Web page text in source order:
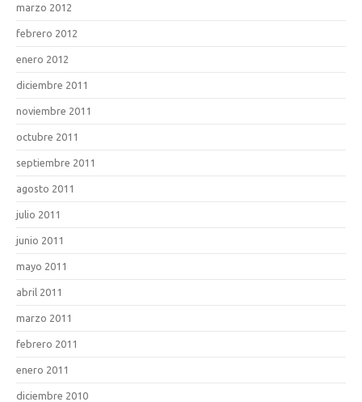
marzo 2012
febrero 2012
enero 2012
diciembre 2011
noviembre 2011
octubre 2011
septiembre 2011
agosto 2011
julio 2011
junio 2011
mayo 2011
abril 2011
marzo 2011
febrero 2011
enero 2011
diciembre 2010